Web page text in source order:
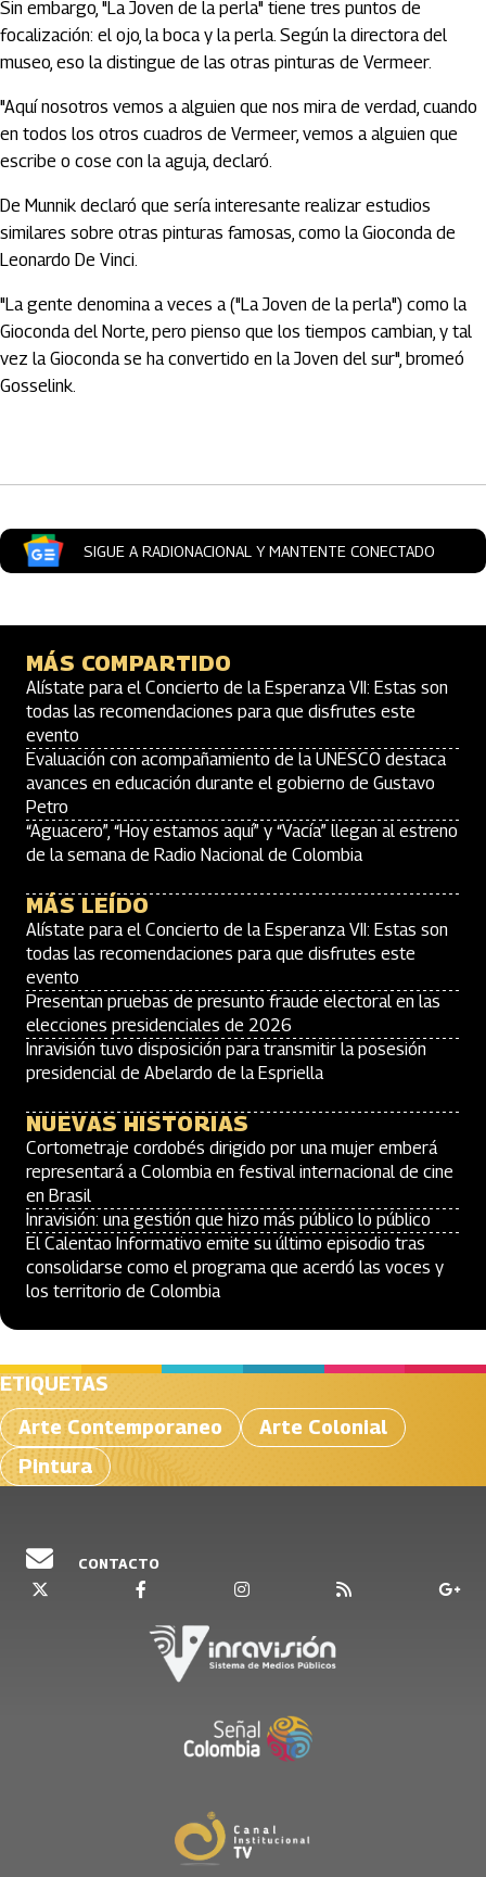
Sin embargo, "La Joven de la perla" tiene tres puntos de
focalización: el ojo, la boca y la perla. Según la directora del
museo, eso la distingue de las otras pinturas de Vermeer.
"Aquí nosotros vemos a alguien que nos mira de verdad, cuando
en todos los otros cuadros de Vermeer, vemos a alguien que
escribe o cose con la aguja, declaró.
De Munnik declaró que sería interesante realizar estudios
similares sobre otras pinturas famosas, como la Gioconda de
Leonardo De Vinci.
"La gente denomina a veces a ("La Joven de la perla") como la
Gioconda del Norte, pero pienso que los tiempos cambian, y tal
vez la Gioconda se ha convertido en la Joven del sur", bromeó
Gosselink.
SIGUE A RADIONACIONAL Y MANTENTE CONECTADO
MÁS COMPARTIDO
Alístate para el Concierto de la Esperanza VII: Estas son
todas las recomendaciones para que disfrutes este
evento
Evaluación con acompañamiento de la UNESCO destaca
avances en educación durante el gobierno de Gustavo
Petro
“Aguacero”, “Hoy estamos aquí” y “Vacía” llegan al estreno
de la semana de Radio Nacional de Colombia
MÁS LEÍDO
Alístate para el Concierto de la Esperanza VII: Estas son
todas las recomendaciones para que disfrutes este
evento
Presentan pruebas de presunto fraude electoral en las
elecciones presidenciales de 2026
Inravisión tuvo disposición para transmitir la posesión
presidencial de Abelardo de la Espriella
NUEVAS HISTORIAS
Cortometraje cordobés dirigido por una mujer emberá
representará a Colombia en festival internacional de cine
en Brasil
Inravisión: una gestión que hizo más público lo público
El Calentao Informativo emite su último episodio tras
consolidarse como el programa que acerdó las voces y
los territorio de Colombia
ETIQUETAS
Arte Contemporaneo
Arte Colonial
Pintura
CONTACTO